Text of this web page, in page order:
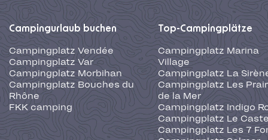
Campingurlaub buchen
Campingplatz Vendée
Campingplatz Var
Campingplatz Morbihan
Campingplatz Bouches du
Rhône
FKK camping
Top-Campingplätze
Campingplatz Marina
Village
Campingplatz La
Campingplatz Les
de la Mer
Campingplatz Indigo
Campingplatz Le
Campingplatz Les 7